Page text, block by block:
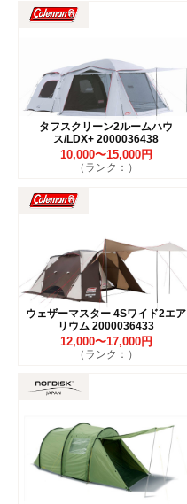
タフスクリーン2ルームハウ
ス/LDX+ 2000036438
10,000〜15,000円
（ランク：）
ウェザーマスター 4Sワイド2エア
リウム 2000036433
12,000〜17,000円
（ランク：）